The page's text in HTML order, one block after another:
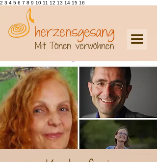
2 3 4 5 6 7 8 9 10 11 12 13 14 15 16